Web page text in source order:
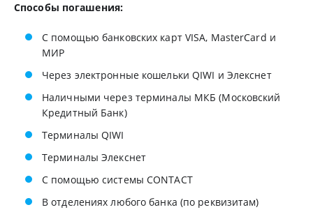
Способы погашения:
С помощью банковских карт VISA, MasterCard и
МИР
Через электронные кошельки QIWI и Элекснет
Наличными через терминалы МКБ (Московский
Кредитный Банк)
Терминалы QIWI
Терминалы Элекснет
С помощью системы CONTACT
В отделениях любого банка (по реквизитам)